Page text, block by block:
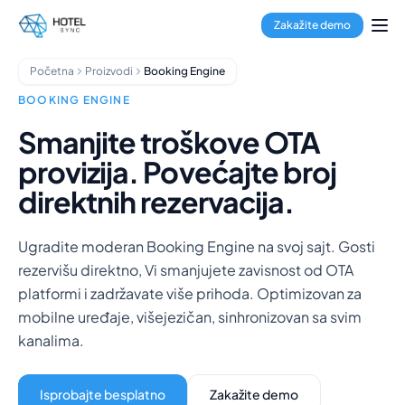
Pređi na glavni sadržaj
Rezervacioni sistem
Channel Manager
Obrada plaćanja
Multi-Property Hub
Aplikacija za domaćinstvo
Hoteli
Hosteli
Apart-hoteli
Menadžeri objekata
O nama
Integracije
Česta pitanja
Blog
Partnerstva
HotelSync EDU
Zakažite demo
Početna Proizvodi Booking Engine
BOOKING ENGINE
Smanjite troškove OTA
provizija. Povećajte broj
direktnih rezervacija.
Ugradite moderan Booking Engine na svoj sajt. Gosti
rezervišu direktno, Vi smanjujete zavisnost od OTA
platformi i zadržavate više prihoda. Optimizovan za
mobilne uređaje, višejezičan, sinhronizovan sa svim
kanalima.
Isprobajte besplatno Zakažite demo